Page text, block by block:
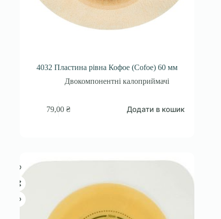
4032 Пластина рівна Кофое (Cofoe) 60 мм
Двокомпонентні калоприймачі
79,00₴ Додати в кошик